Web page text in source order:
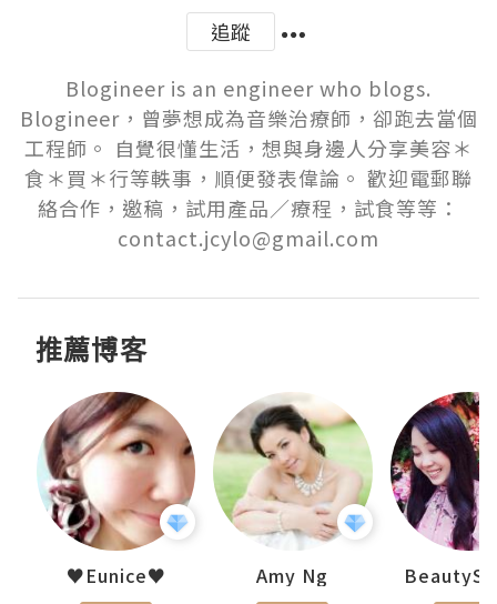
追蹤
Blogineer is an engineer who blogs.
Blogineer，曾夢想成為音樂治療師，卻跑去當個
工程師。 自覺很懂生活，想與身邊人分享美容＊
食＊買＊行等軼事，順便發表偉論。 歡迎電郵聯
絡合作，邀稿，試用產品／療程，試食等等：
contact.jcylo@gmail.com
推薦博客
♥Eunice♥ Amy Ng